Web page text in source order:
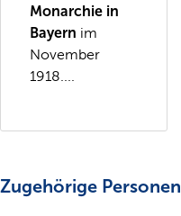
Monarchie in
Bayern im
November
1918....
Zugehörige Personen